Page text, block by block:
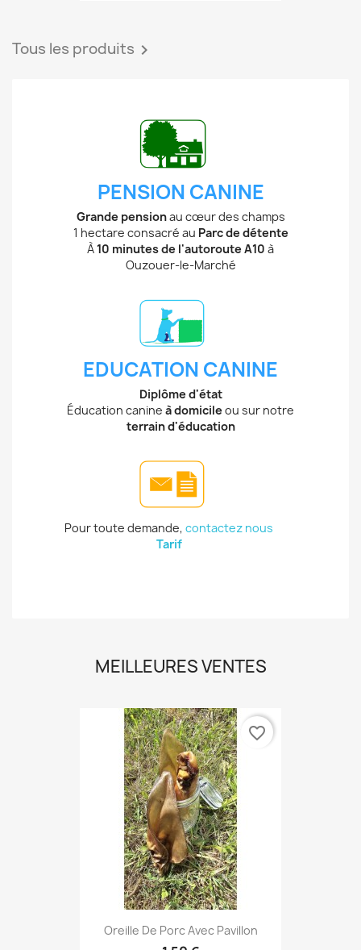
Tous les produits 
PENSION CANINE
Grande pensionau cœur des champs
1 hectare consacré au Parc de détente
À10 minutes de l'autoroute A10 à
Ouzouer-le-Marché
EDUCATION CANINE
Diplôme d'état
Éducation canine à domicile ou sur notre
terrain d'éducation
Pour toute demande, contactez nous
Tarif
MEILLEURES VENTES
Oreille De Porc Avec Pavillon
favorite_border